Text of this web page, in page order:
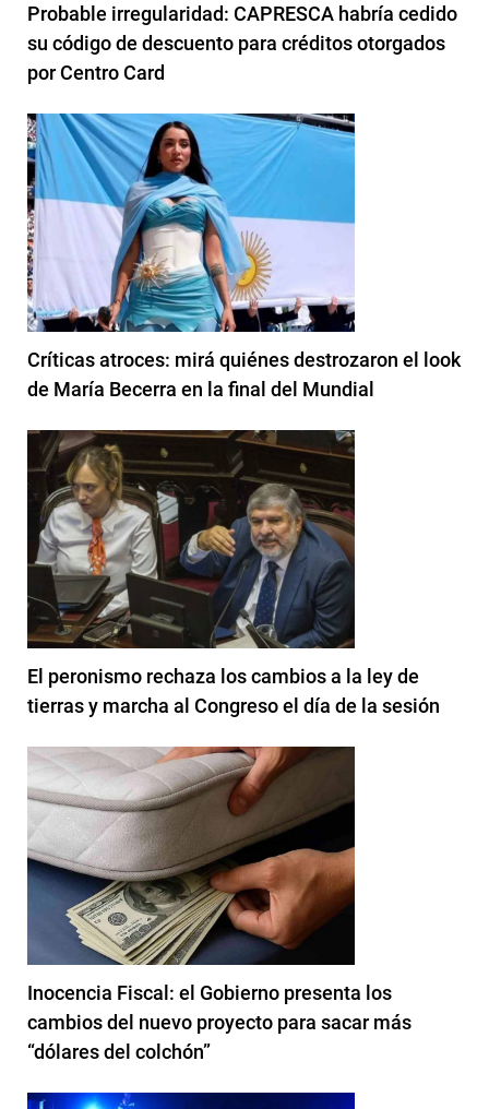
Probable irregularidad: CAPRESCA habría cedido
su código de descuento para créditos otorgados
por Centro Card
Críticas atroces: mirá quiénes destrozaron el look
de María Becerra en la final del Mundial
El peronismo rechaza los cambios a la ley de
tierras y marcha al Congreso el día de la sesión
Inocencia Fiscal: el Gobierno presenta los
cambios del nuevo proyecto para sacar más
“dólares del colchón”